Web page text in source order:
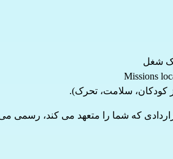
یک شغل
کودکان، سلامت، تحرک).